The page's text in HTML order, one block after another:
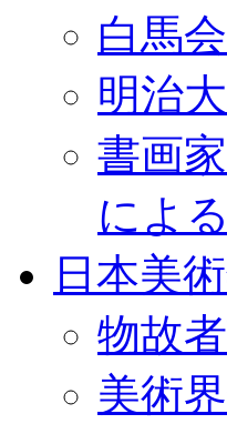
白馬
明治
書画
による
日本美
物故
美術